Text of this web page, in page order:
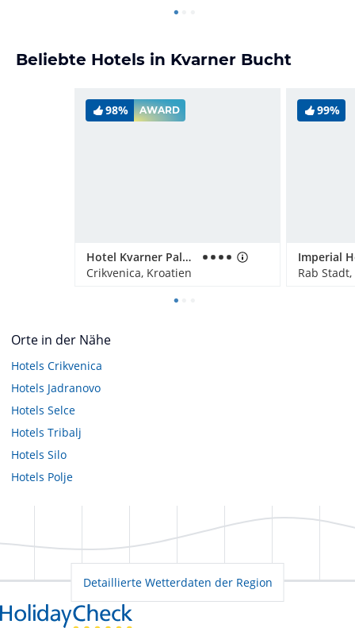
Beliebte Hotels in Kvarner Bucht
98% AWARD
Hotel Kvarner Palace
Crikvenica, Kroatien
99%
Rab
Orte in der Nähe
Hotels Crikvenica
Hotels Jadranovo
Hotels Selce
Hotels Tribalj
Hotels Silo
Hotels Polje
Detaillierte Wetterdaten der Region